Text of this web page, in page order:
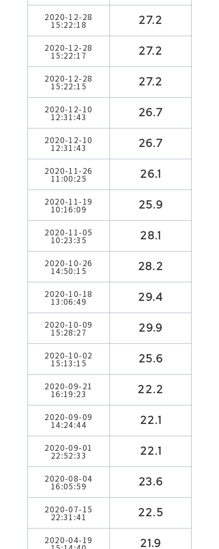
2020-12-28
15:22:18 27.2
2020-12-28
15:22:17 27.2
2020-12-28
15:22:15 27.2
2020-12-10
12:31:43 26.7
2020-12-10
12:31:43 26.7
2020-11-26
11:00:25 26.1
2020-11-19
10:16:09 25.9
2020-11-05
10:23:35 28.1
2020-10-26
14:50:15 28.2
2020-10-18
13:06:49 29.4
2020-10-09
15:28:27 29.9
2020-10-02
15:13:15 25.6
2020-09-21
16:19:23 22.2
2020-09-09
14:24:44 22.1
2020-09-01
22:52:33 22.1
2020-08-04
16:05:59 23.6
2020-07-15
22:31:41 22.5
2020-04-19 21.9